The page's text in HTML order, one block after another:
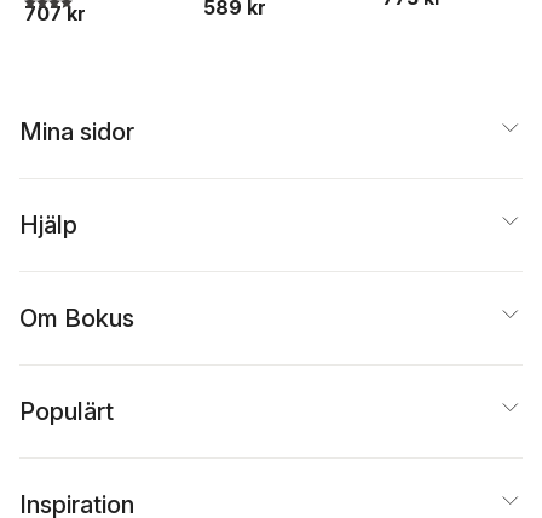
707 kr 589 kr
Mina sidor
Hjälp
Om Bokus
Populärt
Inspiration